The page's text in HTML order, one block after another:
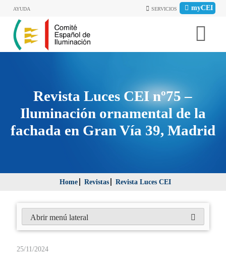
AYUDA myCEI
SERVICIOS
Revista Luces CEI nº75 –
Iluminación ornamental de la
fachada en Gran Vía 39, Madrid
Home Revistas Revista Luces CEI
25/11/2024
Abrir menú lateral